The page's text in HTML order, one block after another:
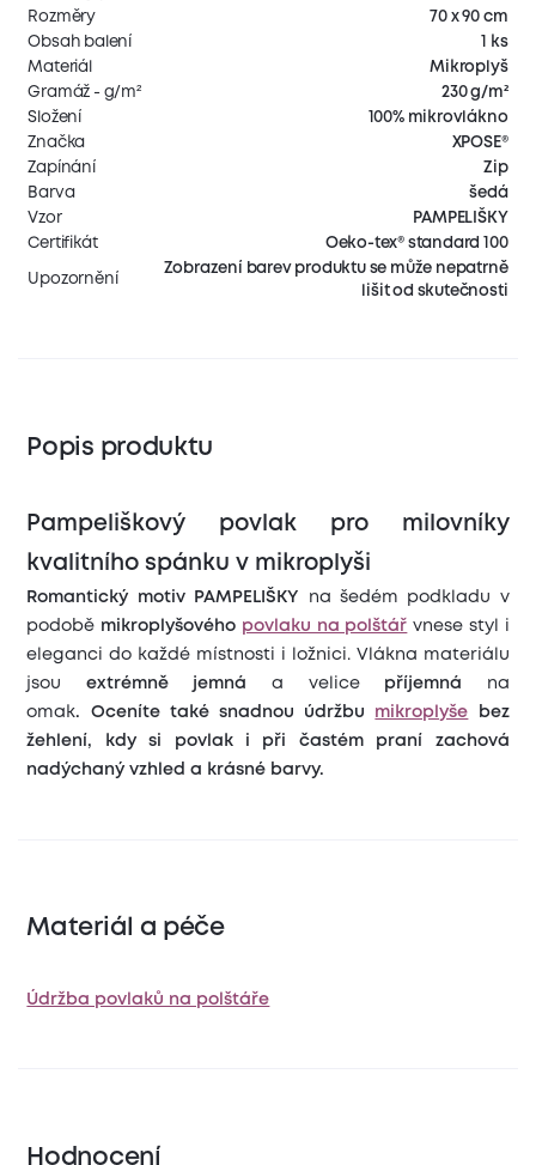
Rozměry
70 x 90 cm
Obsah balení
1 ks
Materiál
Mikroplyš
Gramáž - g/m²
230 g/m²
Složení
100% mikrovlákno
Značka
XPOSE®
Zapínání
Zip
Barva
šedá
Vzor
PAMPELIŠKY
Certifikát
Oeko-tex® standard 100
Upozornění
Zobrazení barev produktu se může nepatrně
lišit od skutečnosti
Popis produktu
Pampeliškový povlak pro milovníky
kvalitního spánku v mikroplyši
Romantický motiv PAMPELIŠKY
na šedém podkladu v
podobě mikroplyšového povlaku na polštář vnese styl i
eleganci do každé místnosti i ložnici. Vlákna materiálu
jsou extrémně jemná a velice příjemná
na
omak. Oceníte také snadnou údržbu mikroplyše bez
žehlení, kdy si povlak i při častém praní zachová
nadýchaný vzhled a krásné barvy.
Materiál a péče
Údržba povlaků na polštáře
Hodnocení